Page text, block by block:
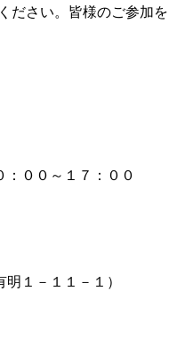
ださい。皆様のご参加を
：００～１７：００
１－１１－１）